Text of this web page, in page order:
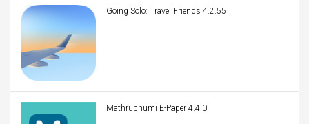
Going Solo: Travel Friends 4.2.55
Mathrubhumi E-Paper 4.4.0